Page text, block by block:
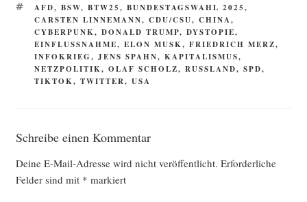
SCHLAGWÖRTER
AFD, BSW, BTW25, BUNDESTAGSWAHL 2025,
CARSTEN LINNEMANN, CDU/CSU, CHINA,
CYBERPUNK, DONALD TRUMP, DYSTOPIE,
EINFLUSSNAHME, ELON MUSK, FRIEDRICH MERZ,
INFOKRIEG, JENS SPAHN, KAPITALISMUS,
NETZPOLITIK, OLAF SCHOLZ, RUSSLAND, SPD,
TIKTOK, TWITTER, USA
Schreibe einen Kommentar
Deine E-Mail-Adresse wird nicht veröffentlicht. Erforderliche
Felder sind mit * markiert